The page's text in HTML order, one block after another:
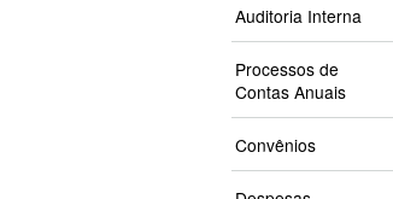
Auditoria Interna
Processos de
Contas Anuais
Convênios